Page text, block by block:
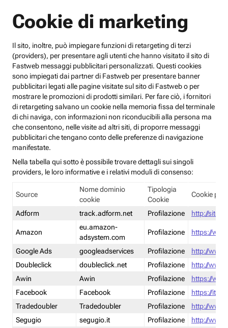
Cookie di marketing
Il sito, inoltre, può impiegare funzioni di retargeting di terzi
(providers), per presentare agli utenti che hanno visitato il sito di
Fastweb messaggi pubblicitari personalizzati. Questi cookies
sono impiegati dai partner di Fastweb per presentare banner
pubblicitari legati alle pagine visitate sul sito di Fastweb o per
mostrare le promozioni di prodotti similari. Per fare ciò, i fornitori
di retargeting salvano un cookie nella memoria fissa del terminale
di chi naviga, con informazioni non riconducibili alla persona ma
che consentono, nelle visite ad altri siti, di proporre messaggi
pubblicitari che tengano conto delle preferenze di navigazione
manifestate.
Nella tabella qui sotto è possibile trovare dettagli sui singoli
providers, le loro informative e i relativi moduli di consenso:
Source
Nome dominio
cookie
Tipologia
Cookie
Cookie
Adform track.adform.net Profilazione http://
Amazon
eu.amazon-
adsystem.com
Profilazione https://
Google Ads googleadservices Profilazione
http://
Doubleclick
doubleclick.net Profilazione
http://
Awin
Awin Profilazione
https://
Facebook
Facebook Profilazione
https://it-
Tradedoubler
Tradedoubler Profilazione
http://
Segugio
segugio.it Profilazione
http://